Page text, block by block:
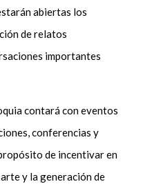
abiertas los
de relatos
importantes
contará con eventos
conferencias y
de incentivar en
y la generación de